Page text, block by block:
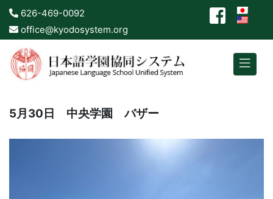
626-469-0092
office@kyodosystem.org
5月30日 中央学園 バザー